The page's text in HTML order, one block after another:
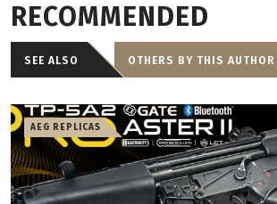
RECOMMENDED
SEE ALSO OTHERS BY THIS AUTHOR
AEG REPLICAS